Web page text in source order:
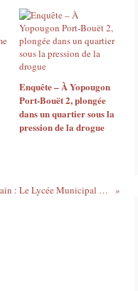
Enquête – À Yopougon
Port-Bouët 2, plongée
dans un quartier sous la
pression de la drogue
Tragédie sur le terrain : Le Lycée Municipal Vinama Thiémounou Djibril en deuil